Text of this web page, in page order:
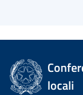
locali